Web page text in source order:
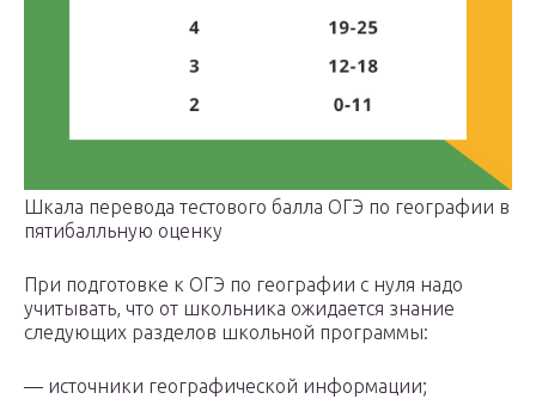
Шкала перевода тестового балла ОГЭ по географии в
пятибалльную оценку‍
При подготовке к ОГЭ по географии с нуля надо
учитывать, что от школьника ожидается знание
следующих разделов школьной программы:
— источники географической информации;